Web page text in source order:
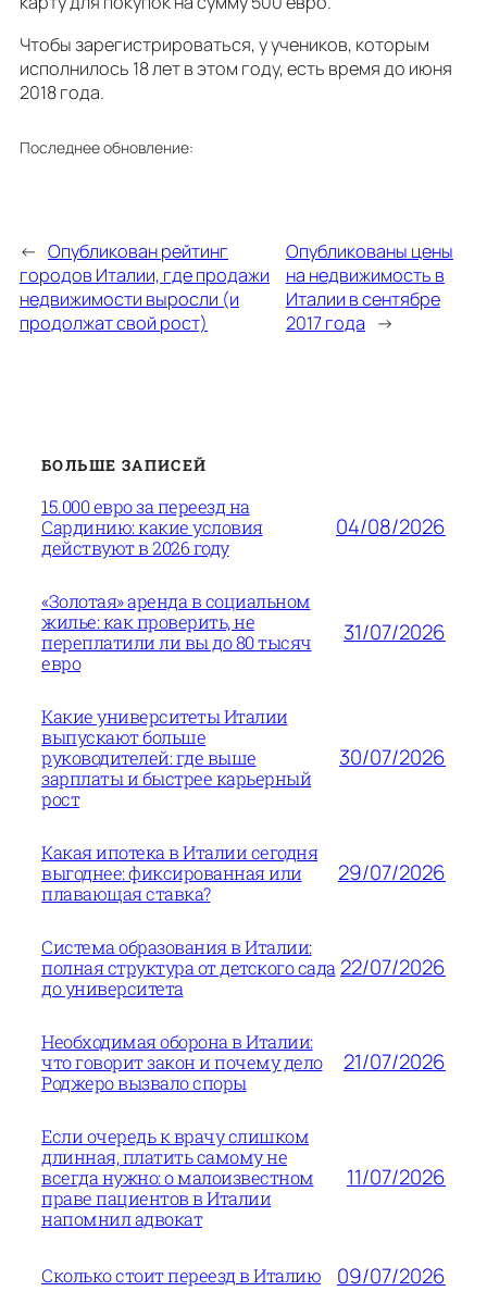
Чтобы зарегистрироваться, у учеников, которым
исполнилось 18 лет в этом году, есть время до июня
2018 года.
Последнее обновление:
← Опубликован рейтинг
городов Италии, где продажи
недвижимости выросли (и
продолжат свой рост)
Опубликованы цены
на недвижимость в
Италии в сентябре
2017 года →
БОЛЬШЕ ЗАПИСЕЙ
15.000 евро за переезд на
Сардинию: какие условия
действуют в 2026 году
04/08/2026
«Золотая» аренда в социальном
жилье: как проверить, не
переплатили ли вы до 80 тысяч
евро
31/07/2026
Какие университеты Италии
выпускают больше
руководителей: где выше
зарплаты и быстрее карьерный
рост
30/07/2026
Какая ипотека в Италии сегодня
выгоднее: фиксированная или
плавающая ставка?
29/07/2026
Система образования в Италии:
полная структура от детского сада
до университета
22/07/2026
Необходимая оборона в Италии:
что говорит закон и почему дело
Роджеро вызвало споры
21/07/2026
Если очередь к врачу слишком
длинная, платить самому не
всегда нужно: о малоизвестном
праве пациентов в Италии
напомнил адвокат
11/07/2026
Сколько стоит переезд в Италию 09/07/2026